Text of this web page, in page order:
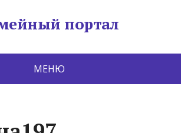
портал
МЕНЮ